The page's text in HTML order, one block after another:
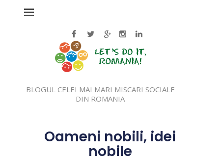
BLOGUL CELEI MAI MARI MISCARI SOCIALE
DIN ROMANIA
Oameni nobili, idei
nobile